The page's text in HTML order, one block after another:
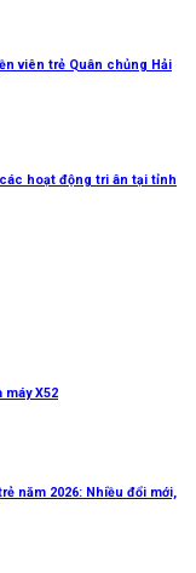
viên trẻ Quân chủng Hải
hoạt động tri ân tại tỉnh
X52
năm 2026: Nhiều đổi mới,